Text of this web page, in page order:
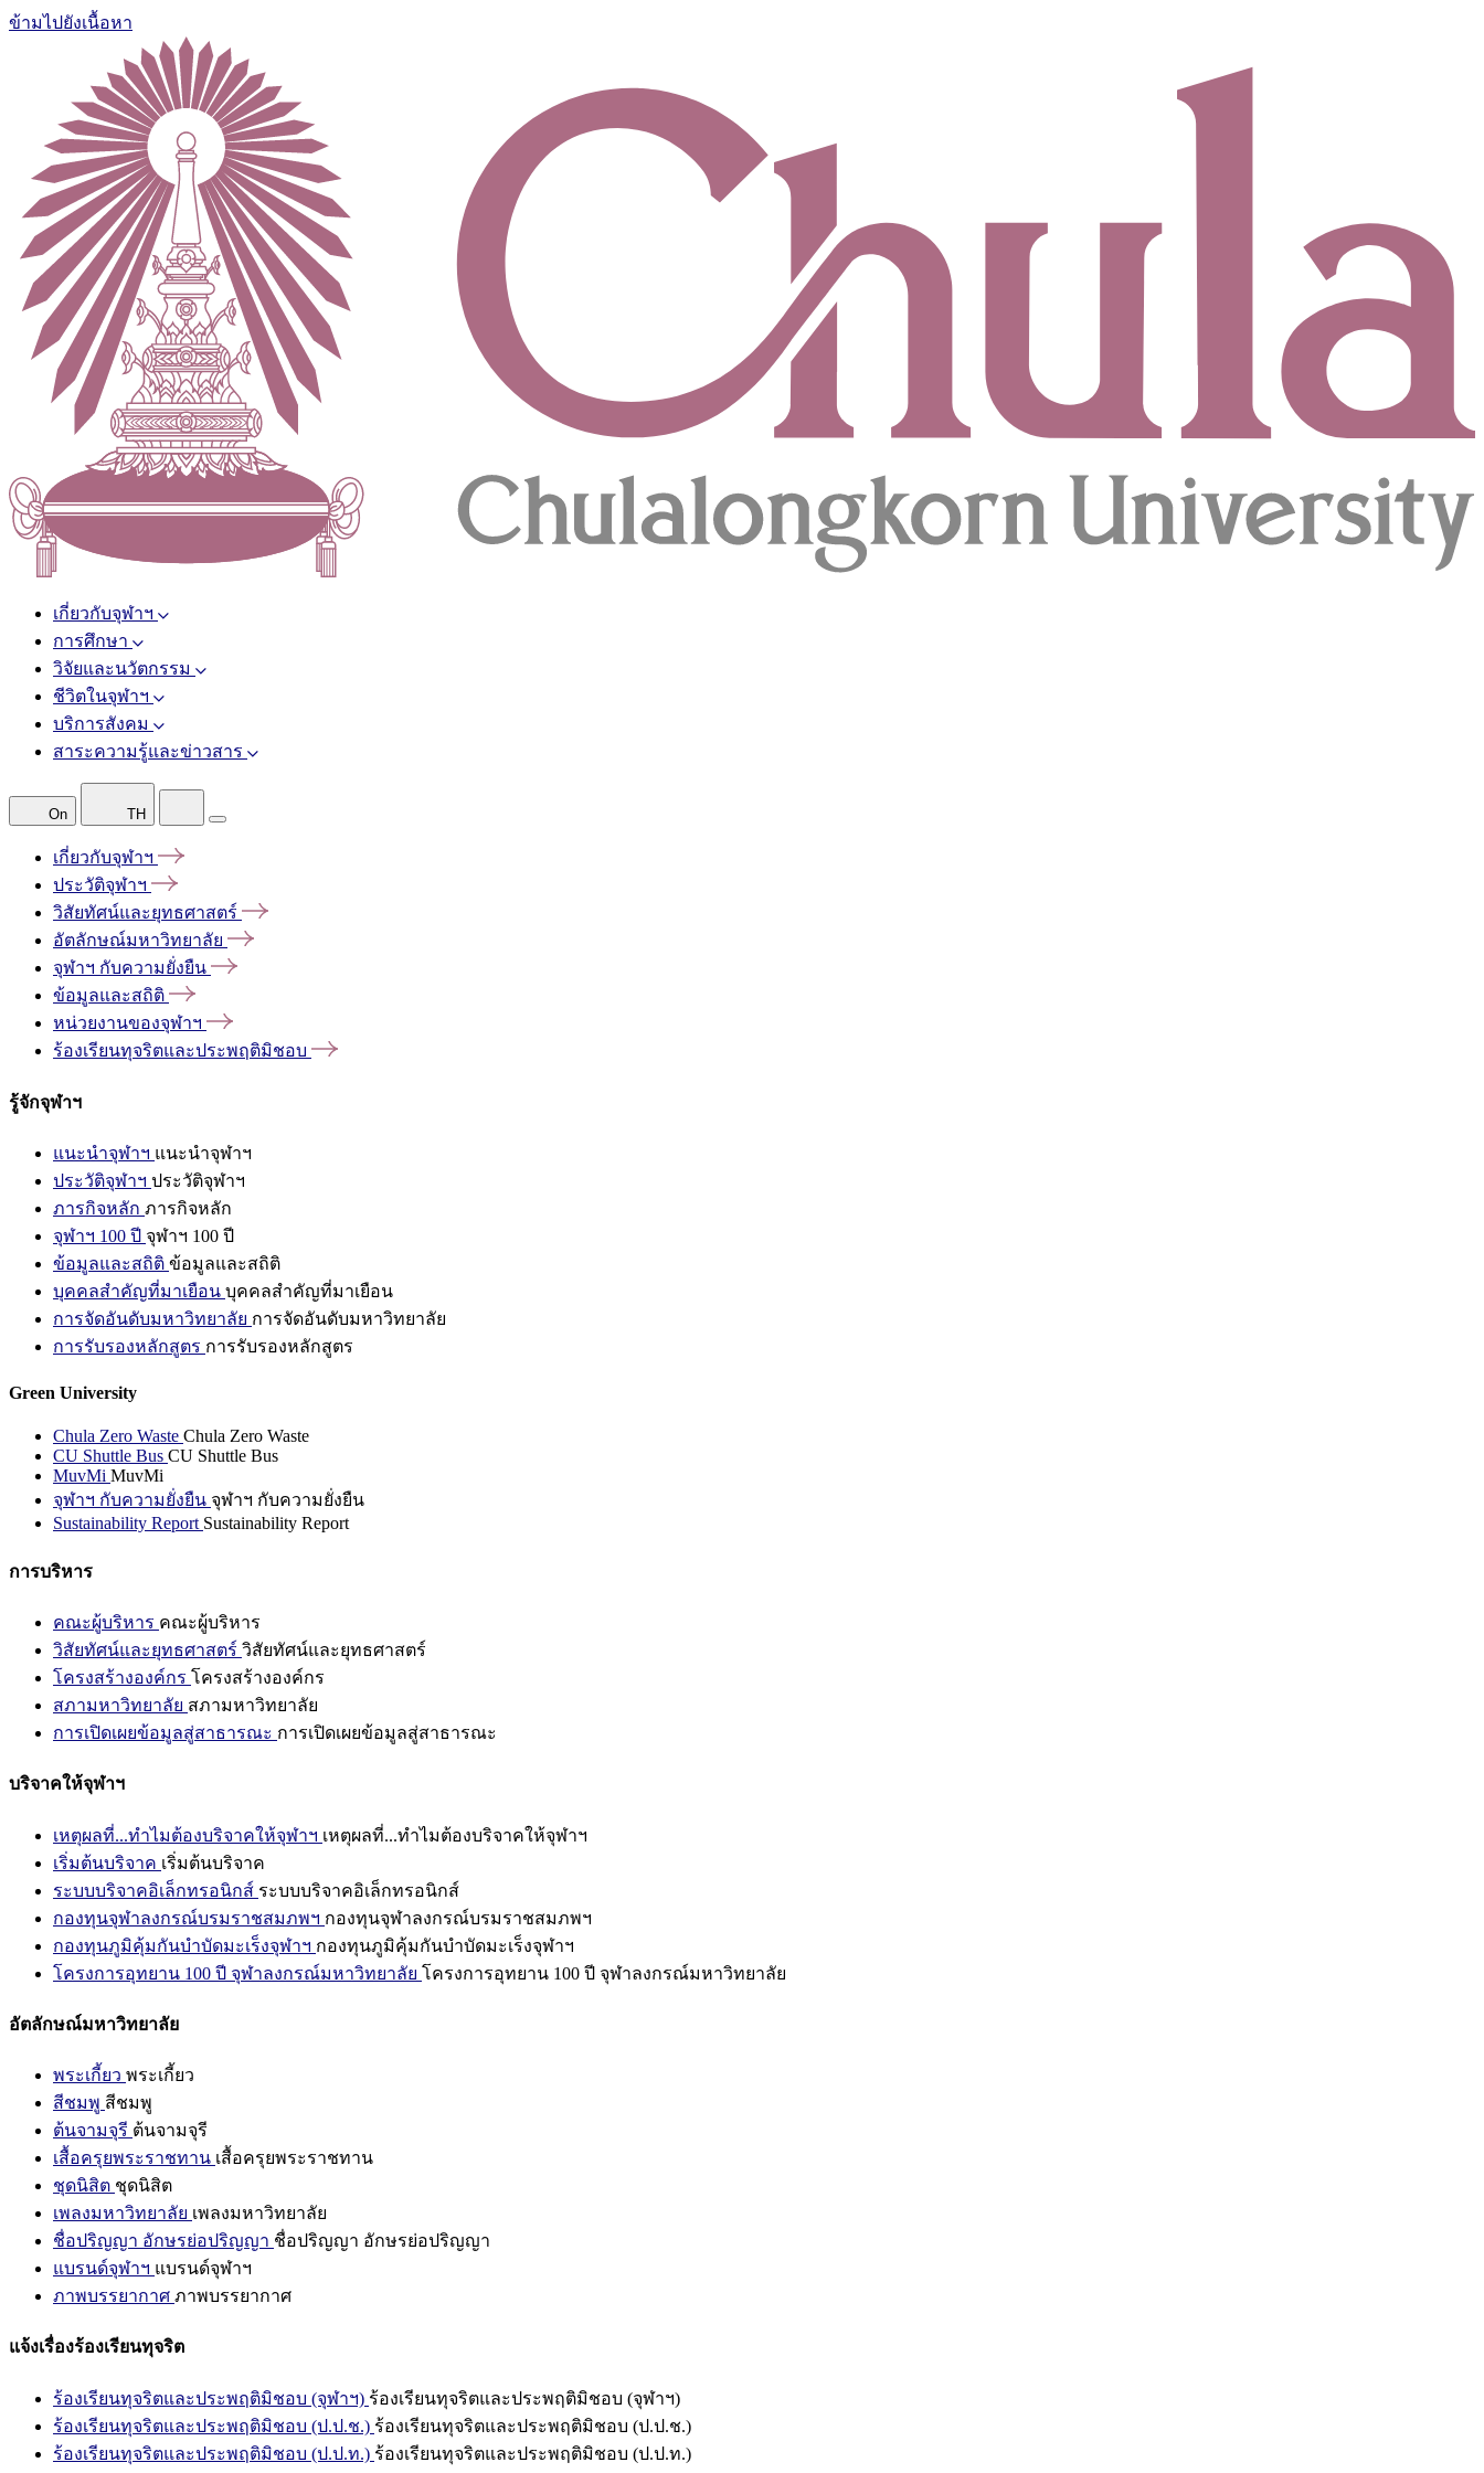
ข้ามไปยังเนื้อหา
เกี่ยวกับจุฬาฯ
การศึกษา
วิจัยและนวัตกรรม
ชีวิตในจุฬาฯ
บริการสังคม
สาระความรู้และข่าวสาร
On TH
เกี่ยวกับจุฬาฯ
ประวัติจุฬาฯ
วิสัยทัศน์และยุทธศาสตร์
อัตลักษณ์มหาวิทยาลัย
จุฬาฯ กับความยั่งยืน
ข้อมูลและสถิติ
หน่วยงานของจุฬาฯ
ร้องเรียนทุจริตและประพฤติมิชอบ
รู้จักจุฬาฯ
แนะนำจุฬาฯ แนะนำจุฬาฯ
ประวัติจุฬาฯ ประวัติจุฬาฯ
ภารกิจหลัก ภารกิจหลัก
จุฬาฯ 100 ปี จุฬาฯ 100 ปี
ข้อมูลและสถิติ ข้อมูลและสถิติ
บุคคลสำคัญที่มาเยือน บุคคลสำคัญที่มาเยือน
การจัดอันดับมหาวิทยาลัย การจัดอันดับมหาวิทยาลัย
การรับรองหลักสูตร การรับรองหลักสูตร
Green University
Chula Zero Waste Chula Zero Waste
CU Shuttle Bus CU Shuttle Bus
MuvMi MuvMi
จุฬาฯ กับความยั่งยืน จุฬาฯ กับความยั่งยืน
Sustainability Report Sustainability Report
การบริหาร
คณะผู้บริหาร คณะผู้บริหาร
วิสัยทัศน์และยุทธศาสตร์ วิสัยทัศน์และยุทธศาสตร์
โครงสร้างองค์กร โครงสร้างองค์กร
สภามหาวิทยาลัย สภามหาวิทยาลัย
การเปิดเผยข้อมูลสู่สาธารณะ การเปิดเผยข้อมูลสู่สาธารณะ
บริจาคให้จุฬาฯ
เหตุผลที่...ทำไมต้องบริจาคให้จุฬาฯ เหตุผลที่...ทำไมต้องบริจาคให้จุฬาฯ
เริ่มต้นบริจาค เริ่มต้นบริจาค
ระบบบริจาคอิเล็กทรอนิกส์ ระบบบริจาคอิเล็กทรอนิกส์
กองทุนจุฬาลงกรณ์บรมราชสมภพฯ กองทุนจุฬาลงกรณ์บรมราชสมภพฯ
กองทุนภูมิคุ้มกันบำบัดมะเร็งจุฬาฯ กองทุนภูมิคุ้มกันบำบัดมะเร็งจุฬาฯ
โครงการอุทยาน 100 ปี จุฬาลงกรณ์มหาวิทยาลัย โครงการอุทยาน 100 ปี จุฬาลงกรณ์มหาวิทยาลัย
อัตลักษณ์มหาวิทยาลัย
พระเกี้ยว พระเกี้ยว
สีชมพู สีชมพู
ต้นจามจุรี ต้นจามจุรี
เสื้อครุยพระราชทาน เสื้อครุยพระราชทาน
ชุดนิสิต ชุดนิสิต
เพลงมหาวิทยาลัย เพลงมหาวิทยาลัย
ชื่อปริญญา อักษรย่อปริญญา ชื่อปริญญา อักษรย่อปริญญา
แบรนด์จุฬาฯ แบรนด์จุฬาฯ
ภาพบรรยากาศ ภาพบรรยากาศ
แจ้งเรื่องร้องเรียนทุจริต
ร้องเรียนทุจริตและประพฤติมิชอบ (จุฬาฯ) ร้องเรียนทุจริตและประพฤติมิชอบ (จุฬาฯ)
ร้องเรียนทุจริตและประพฤติมิชอบ (ป.ป.ช.) ร้องเรียนทุจริตและประพฤติมิชอบ (ป.ป.ช.)
ร้องเรียนทุจริตและประพฤติมิชอบ (ป.ป.ท.) ร้องเรียนทุจริตและประพฤติมิชอบ (ป.ป.ท.)